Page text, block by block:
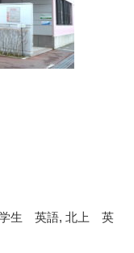
生 英語,北上 英